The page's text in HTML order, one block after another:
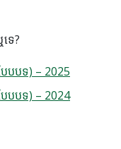
ទេ?
ែបបទ) – 2025
ែបបទ) – 2024